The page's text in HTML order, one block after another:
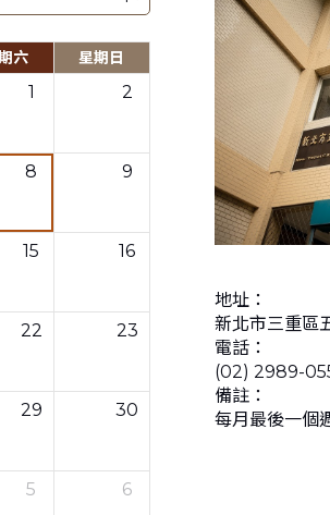
六 星期日
1 2
8 9
15 16
22 23
29 30
5 6
地址：
新北市三重區
電話：
(02) 2989-
備註：
每月最後一個